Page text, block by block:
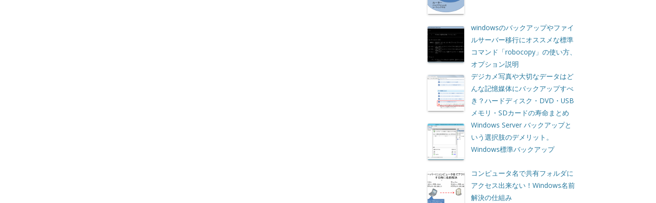
windowsのバックアップやファイ
ルサーバー移行にオススメな標準
コマンド「robocopy」の使い方、
オプション説明
デジカメ写真や大切なデータはど
んな記憶媒体にバックアップすべ
き？ハードディスク・DVD・USB
メモリ・SDカードの寿命まとめ
Windows Server バックアップと
いう選択肢のデメリット。
Windows標準バックアップ
コンピュータ名で共有フォルダに
アクセス出来ない！Windows名前
解決の仕組み